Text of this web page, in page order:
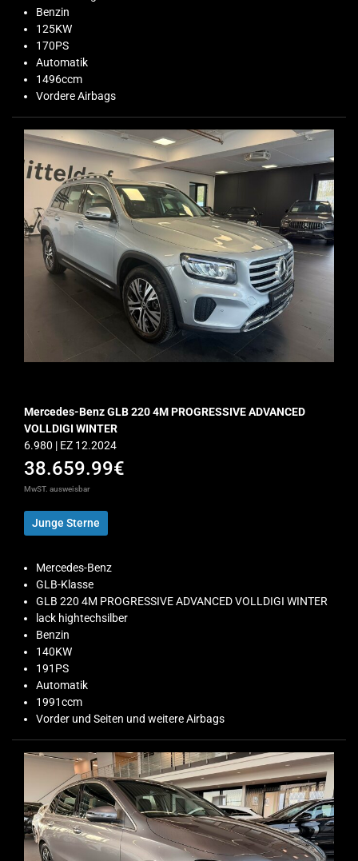
Benzin
125KW
170PS
Automatik
1496ccm
Vordere Airbags
Mercedes-Benz GLB 220 4M PROGRESSIVE ADVANCED
VOLLDIGI WINTER
6.980 | EZ 12.2024
38.659.99€
MwST. ausweisbar
Junge Sterne
Mercedes-Benz
GLB-Klasse
GLB 220 4M PROGRESSIVE ADVANCED VOLLDIGI WINTER
lack hightechsilber
Benzin
140KW
191PS
Automatik
1991ccm
Vorder und Seiten und weitere Airbags